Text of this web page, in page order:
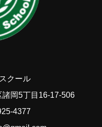
クール
岡5丁目16-17-506
4377